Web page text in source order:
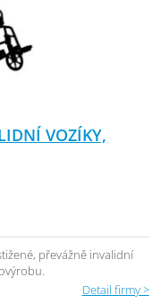
VOZÍKY,
převážně invalidní
Detail firmy >